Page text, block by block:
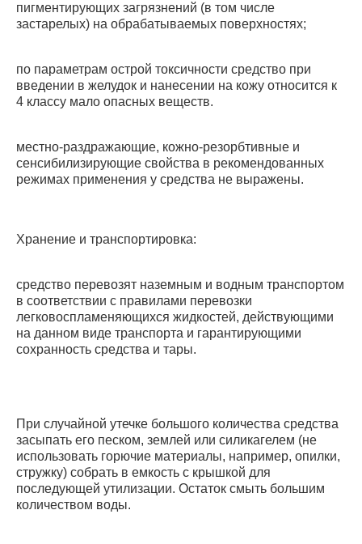
пигментирующих загрязнений (в том числе
застарелых) на обрабатываемых поверхностях;
по параметрам острой токсичности средство при
введении в желудок и нанесении на кожу относится к
4 классу мало опасных веществ.
местно-раздражающие, кожно-резорбтивные и
сенсибилизирующие свойства в рекомендованных
режимах применения у средства не выражены.
Хранение и транспортировка:
средство перевозят наземным и водным транспортом
в соответствии с правилами перевозки
легковоспламеняющихся жидкостей, действующими
на данном виде транспорта и гарантирующими
сохранность средства и тары.
При случайной утечке большого количества средства
засыпать его песком, землей или силикагелем (не
использовать горючие материалы, например, опилки,
стружку) собрать в емкость с крышкой для
последующей утилизации. Остаток смыть большим
количеством воды.